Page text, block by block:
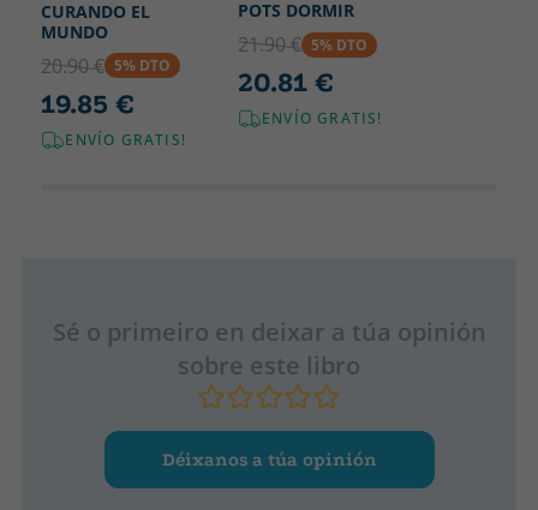
CURANDO EL
MUNDO
20.90 € 5% DTO
19.85 €
ENVÍO GRATIS!
POTS DORMIR
21.90 € 5% DTO
20.81 €
ENVÍO GRATIS!
Sé o primeiro en deixar a túa opinión
sobre este libro
Déixanos a túa opinión